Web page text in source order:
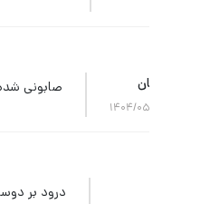
صابونی شده و
درود بر دوستان اولین